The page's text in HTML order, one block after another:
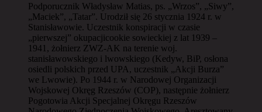
Podporucznik Władysław Matias, ps. „Wrzos”, „Siwy”,
„Maciek”, „Tatar”. Urodził się 26 stycznia 1924 r. w
Stanisławowie. Uczestnik konspiracji w czasie
„pierwszej” okupacjicookie sowieckiej z lat 1939 –
1941, żołnierz ZWZ-AK na terenie woj.
stanisławowskiego i lwowskiego (Kedyw, BiP, osłona
osiedli polskich przed UPA, uczestnik „Akcji Burza”
we Lwowie). Po 1944 r. w Narodowej Organizacji
Wojskowej Okręg Rzeszów (COP), następnie żołnierz
Pogotowia Akcji Specjalnej Okręgu Rzeszów